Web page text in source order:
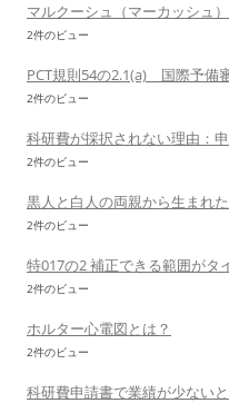
マルクーシュ（マーカッシュ
2件のビュー
PCT規則54の2.1(a) 国際予備
2件のビュー
科研費が採択されない理由：
2件のビュー
黒人と白人の両親から生まれ
2件のビュー
特017の2 補正できる範囲がタ
2件のビュー
ホルター心電図とは？
2件のビュー
科研費申請書で業績が少ない